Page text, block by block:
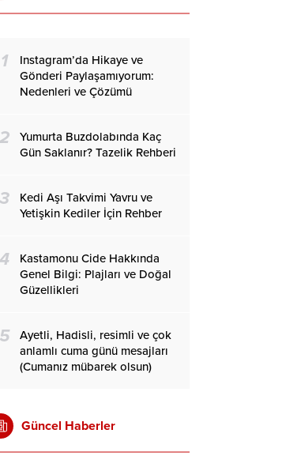
1
Instagram’da Hikaye ve
Gönderi Paylaşamıyorum:
Nedenleri ve Çözümü
2
Yumurta Buzdolabında Kaç
Gün Saklanır? Tazelik Rehberi
3
Kedi Aşı Takvimi Yavru ve
Yetişkin Kediler İçin Rehber
4
Kastamonu Cide Hakkında
Genel Bilgi: Plajları ve Doğal
Güzellikleri
5
Ayetli, Hadisli, resimli ve çok
anlamlı cuma günü mesajları
(Cumanız mübarek olsun)
Güncel Haberler